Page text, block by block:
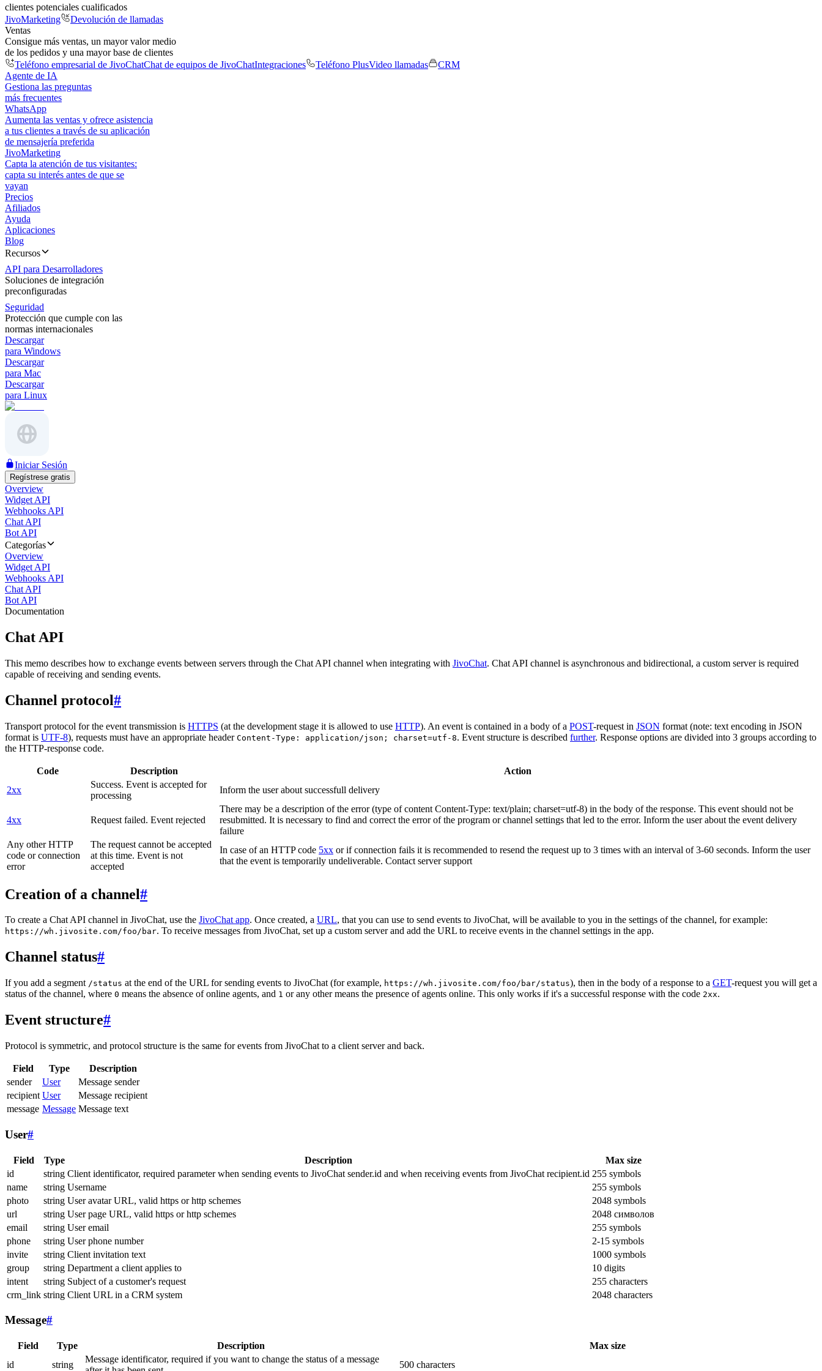
clientes potenciales cualificados
JivoMarketing
Devolución de llamadas
Ventas
Consigue más ventas, un mayor valor medio
de los pedidos y una mayor base de clientes
Teléfono empresarial de JivoChatChat de equipos de JivoChatIntegraciones Teléfono PlusVideo llamadas
CRM
Agente de IA
Gestiona las preguntas
más frecuentes
WhatsApp
Aumenta las ventas y ofrece asistencia
a tus clientes a través de su aplicación
de mensajería preferida
JivoMarketing
Capta la atención de tus visitantes:
capta su interés antes de que se
vayan
Precios
Afiliados
Ayuda
Aplicaciones
Blog
Recursos
API para Desarrolladores
Soluciones de integración
preconfiguradas
Seguridad
Protección que cumple con las
normas internacionales
Descargar
para Windows
Descargar
para Mac
Descargar
para Linux
Iniciar Sesión
Regístrese gratis
Overview
Widget API
Webhooks API
Chat API
Bot API
Categorías
Overview
Widget API
Webhooks API
Chat API
Bot API
Documentation
Chat API
This memo describes how to exchange events between servers through the Chat API channel when integrating with JivoChat. Chat API channel is asynchronous and bidirectional, a custom server is required
capable of receiving and sending events.
Channel protocol#
Transport protocol for the event transmission is HTTPS (at the development stage it is allowed to use HTTP). An event is contained in a body of a POST-request in JSON format (note: text encoding in JSON
format is UTF-8), requests must have an appropriate header Content-Type: application/json; charset=utf-8. Event structure is described further. Response options are divided into 3 groups according to
the HTTP-response code.
Code Description
Action
2xx
Success. Event is accepted for
processing
Inform the user about successfull delivery
4xx Request failed. Event rejected
There may be a description of the error (type of content Content-Type: text/plain; charset=utf-8) in the body of the response. This event should not be
resubmitted. It is necessary to find and correct the error of the program or channel settings that led to the error. Inform the user about the event delivery
failure
Any other HTTP
code or connection
error
The request cannot be accepted
at this time. Event is not
accepted
In case of an HTTP code 5xx or if connection fails it is recommended to resend the request up to 3 times with an interval of 3-60 seconds. Inform the user
that the event is temporarily undeliverable. Contact server support
Creation of a channel#
To create a Chat API channel in JivoChat, use the JivoChat app. Once created, a URL, that you can use to send events to JivoChat, will be available to you in the settings of the channel, for example:
https://wh.jivosite.com/foo/bar. To receive messages from JivoChat, set up a custom server and add the URL to receive events in the channel settings in the app.
Channel status#
If you add a segment /status at the end of the URL for sending events to JivoChat (for example, https://wh.jivosite.com/foo/bar/status), then in the body of a response to a GET-request you will get a
status of the channel, where 0 means the absence of online agents, and 1 or any other means the presence of agents online. This only works if it's a successful response with the code 2xx.
Event structure#
Protocol is symmetric, and protocol structure is the same for events from JivoChat to a client server and back.
Field Type
Description
sender
User
Message sender
recipient User
Message recipient
message Message Message text
User#
Field Type Description
Max size
id
string Client identificator, required parameter when sending events to JivoChat sender.id and when receiving events from JivoChat recipient.id 255 symbols
name
string Username
255 symbols
photo
string User avatar URL, valid https or http schemes
2048 symbols
url
string User page URL, valid https or http schemes
2048 символов
email
string User email
255 symbols
phone
string User phone number
2-15 symbols
invite
string Client invitation text
1000 symbols
group
string Department a client applies to
10 digits
intent
string Subject of a customer's request
255 characters
crm_link string Client URL in a CRM system 2048 characters
Message#
Field Type Description
Max size
id
string
Message identificator, required if you want to change the status of a message
500 characters